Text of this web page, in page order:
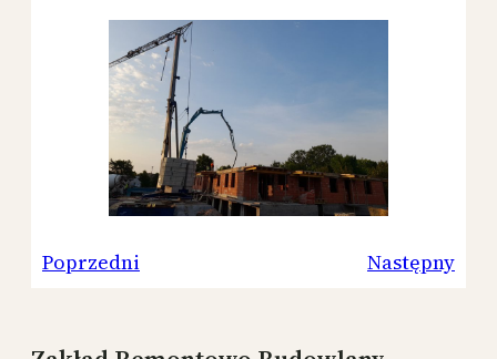
Poprzedni Następny